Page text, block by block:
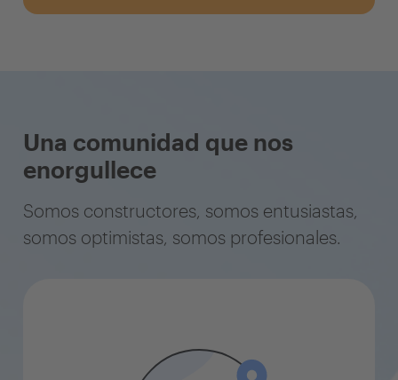
Una comunidad que nos
enorgullece
Somos constructores, somos entusiastas,
somos optimistas, somos profesionales.